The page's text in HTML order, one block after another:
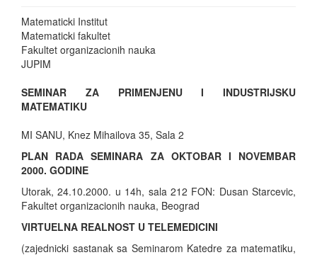
Matematicki Institut
Matematicki fakultet
Fakultet organizacionih nauka
JUPIM
SEMINAR ZA PRIMENJENU I INDUSTRIJSKU
MATEMATIKU
MI SANU, Knez Mihailova 35, Sala 2
PLAN RADA SEMINARA ZA OKTOBAR I NOVEMBAR
2000. GODINE
Utorak, 24.10.2000. u 14h, sala 212 FON: Dusan Starcevic,
Fakultet organizacionih nauka, Beograd
VIRTUELNA REALNOST U TELEMEDICINI
(zajednicki sastanak sa Seminarom Katedre za matematiku,